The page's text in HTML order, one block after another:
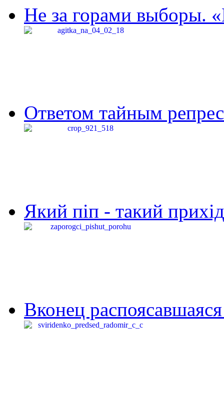
Не за горами выборы.
Ответом тайным
Який піп - такий
Вконец